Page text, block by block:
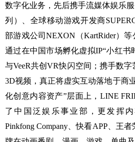
数字化业务，先后携手流媒体娱乐
列）、全球移动游戏开发商
部游戏公司NEXON（KartRider）
通过在中国市场孵化虚拟IP“小红书
与VeeR共创VR快闪空间；携手数
3D视频，真正将虚实互动落地于商
化创意内容资产”层面上，LINE
了中国泛娱乐事业部，更发挥
Pinkfong Company、快看APP、王